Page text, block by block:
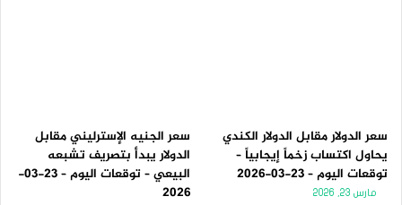
سعر الدولار مقابل الدولار الكندي
يحاول اكتساب زخماً إيجابياً –
توقعات اليوم – 23-03-2026
مارس 23, 2026
سعر الجنيه الإسترليني مقابل
الدولار يبدأ بتصريف تشبعه
البيعي – توقعات اليوم – 23-03-
2026